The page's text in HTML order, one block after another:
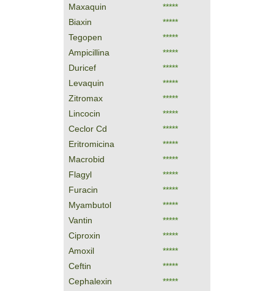
Maxaquin
*****
Biaxin
*****
Tegopen
*****
Ampicillina
*****
Duricef
*****
Levaquin
*****
Zitromax
*****
Lincocin
*****
Ceclor Cd
*****
Eritromicina
*****
Macrobid
*****
Flagyl
*****
Furacin
*****
Myambutol
*****
Vantin
*****
Ciproxin
*****
Amoxil
*****
Ceftin
*****
Cephalexin
*****